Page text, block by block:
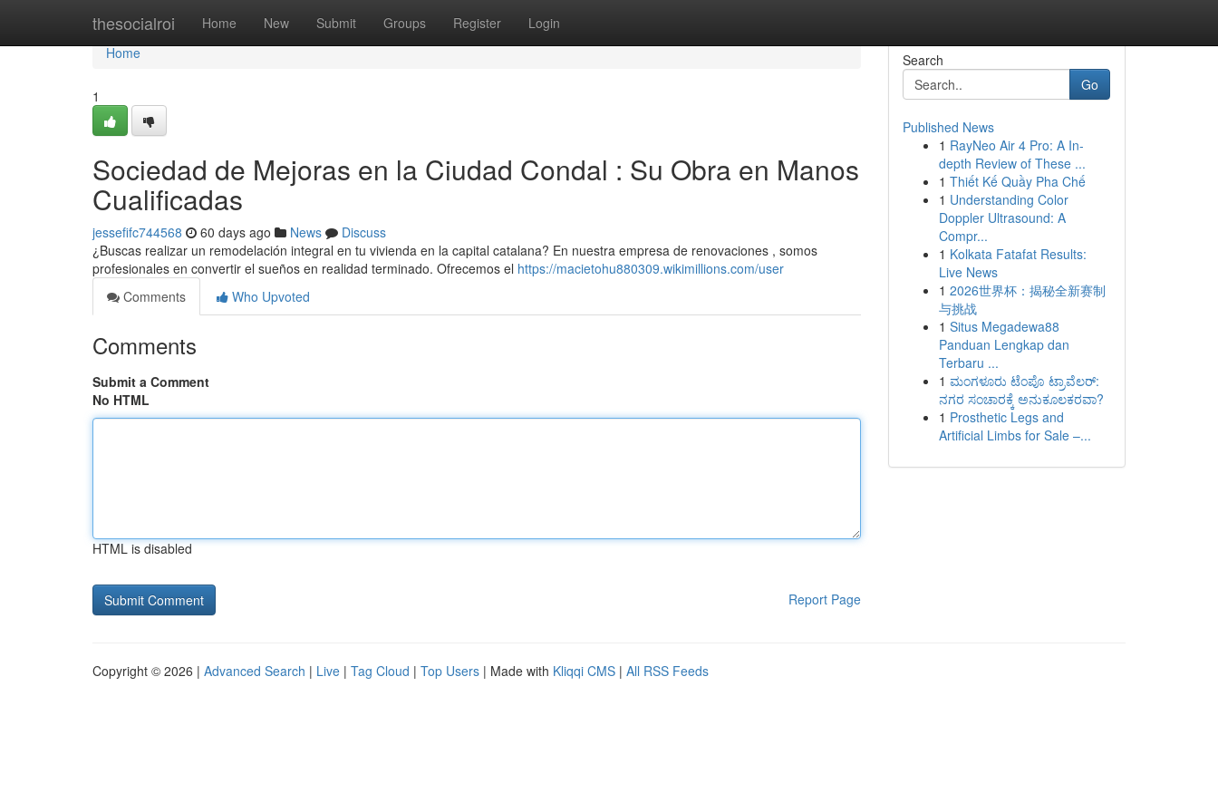
thesocialroi Home New Submit Groups Register Login
Home
Home
1
Sociedad de Mejoras en la Ciudad Condal : Su Obra en Manos
Cualificadas
jessefifc744568 60 days ago News
Discuss
¿Buscas realizar un remodelación integral en tu vivienda en la capital catalana? En nuestra empresa de renovaciones , somos
profesionales en convertir el sueños en realidad terminado. Ofrecemos el https://macietohu880309.wikimillions.com/user
Comments
Who Upvoted
Comments
Submit a Comment
No HTML
HTML is disabled
Report Page
Search
Go
Published News
1 RayNeo Air 4 Pro: A In-
depth Review of These ...
1 Thiết Kế Quầy Pha Chế
1 Understanding Color
Doppler Ultrasound: A
Compr...
1 Kolkata Fatafat Results:
Live News
1 2026世界杯：揭秘全新赛制
与挑战
1 Situs Megadewa88
Panduan Lengkap dan
Terbaru ...
1 ಮಂಗಳೂರು ಟೆಂಪೊ ಟ್ರಾವೆಲರ್:
ನಗರ ಸಂಚಾರಕ್ಕೆ ಅನುಕೂಲಕರವಾ?
1 Prosthetic Legs and
Artificial Limbs for Sale –...
Copyright © 2026 | Advanced Search | Live | Tag Cloud | Top Users | Made with Kliqqi CMS | All RSS Feeds